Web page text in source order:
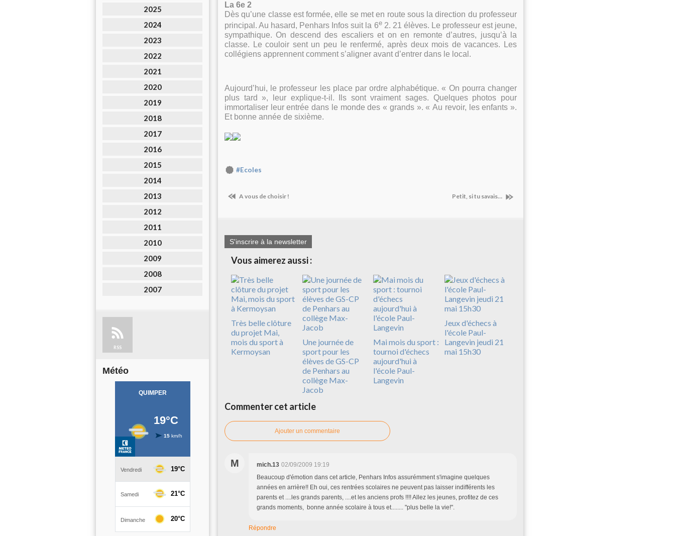
2025
2024
2023
2022
2021
2020
2019
2018
2017
2016
2015
2014
2013
2012
2011
2010
2009
2008
2007
RSS
Météo
La 6e 2
Dès qu’une classe est formée, elle se met en route sous la direction du professeur
principal. Au hasard, Penhars Infos suit la 6e2. 21 élèves. Le professeur est jeune,
sympathique. On descend des escaliers et on en remonte d’autres, jusqu’à la
classe. Le couloir sent un peu le renfermé, après deux mois de vacances. Les
collégiens apprennent comment s’aligner avant d’entrer dans le local.
Aujourd’hui, le professeur les place par ordre alphabétique. « On pourra changer
plus tard », leur explique-t-il. Ils sont vraiment sages. Quelques photos pour
immortaliser leur entrée dans le monde des « grands ». « Au revoir, les enfants ».
Et bonne année de sixième.
#Ecoles
A vous de choisir ! Petit, si tu savais…
S'inscrire à la newsletter
Vous aimerez aussi :
Très belle clôture
du projet Mai,
mois du sport à
Kermoysan
Une journée de
sport pour les
élèves de GS-CP
de Penhars au
collège Max-
Jacob
Mai mois du sport :
tournoi d'échecs
aujourd'hui à
l'école Paul-
Langevin
Jeux d'échecs à
l'école Paul-
Langevin jeudi 21
mai 15h30
Commenter cet article
Ajouter un commentaire
M mich.13 02/09/2009 19:19
Beaucoup d'émotion dans cet article, Penhars Infos assurémment s'imagine quelques
années en arrière!! Eh oui, ces rentrées scolaires ne peuvent pas laisser indifférents les
parents et ....les grands parents, ....et les anciens profs !!!! Allez les jeunes, profitez de ces
grands moments, bonne année scolaire à tous et........ "plus belle la vie!".
Répondre